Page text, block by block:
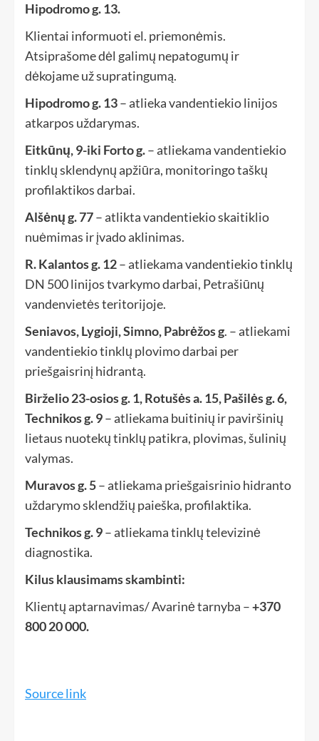
Hipodromo g. 13.
Klientai informuoti el. priemonėmis.
Atsiprašome dėl galimų nepatogumų ir
dėkojame už supratingumą.
Hipodromo g. 13– atlieka vandentiekio linijos
atkarpos uždarymas.
Eitkūnų, 9-iki Forto g.– atliekama vandentiekio
tinklų sklendynų apžiūra, monitoringo taškų
profilaktikos darbai.
Alšėnų g. 77– atlikta vandentiekio skaitiklio
nuėmimas ir įvado aklinimas.
R. Kalantos g. 12– atliekama vandentiekio tinklų
DN 500 linijos tvarkymo darbai, Petrašiūnų
vandenvietės teritorijoje.
Seniavos, Lygioji, Simno, Pabrėžos g. – atliekami
vandentiekio tinklų plovimo darbai per
priešgaisrinį hidrantą.
Birželio 23-osios g. 1, Rotušės a. 15, Pašilės g. 6,
Technikos g.9– atliekama buitinių ir paviršinių
lietaus nuotekų tinklų patikra, plovimas, šulinių
valymas.
Muravos g. 5– atliekama priešgaisrinio hidranto
uždarymo sklendžių paieška, profilaktika.
Technikos g. 9– atliekama tinklų televizinė
diagnostika.
Kilus klausimams skambinti:
Klientų aptarnavimas/ Avarinė tarnyba –+370
800 20 000.
Source link